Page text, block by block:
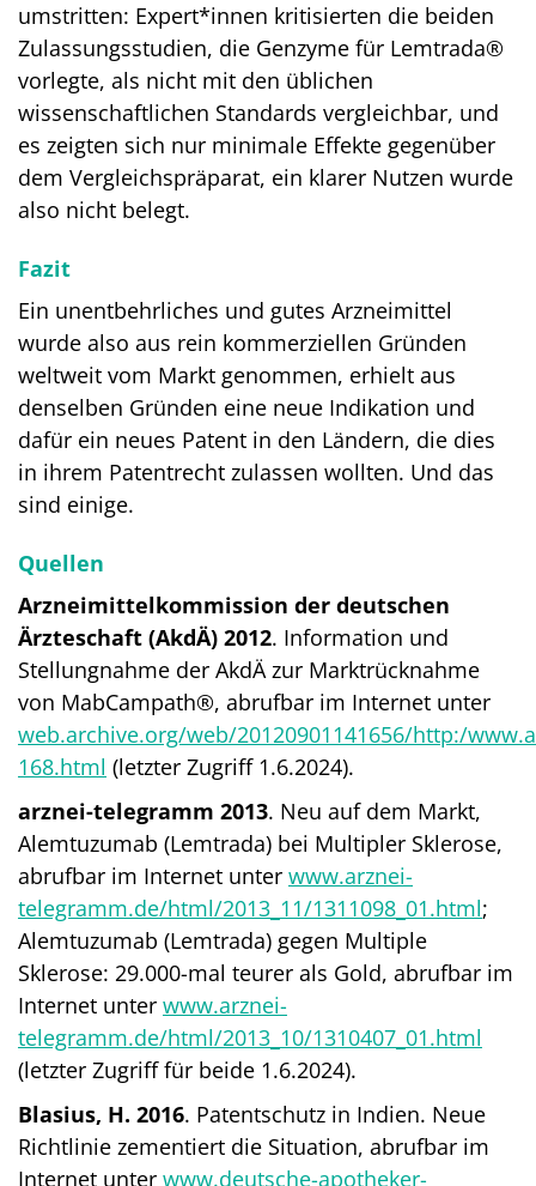
umstritten: Expert*innen kritisierten die beiden
Zulassungsstudien, die Genzyme für Lemtrada®
vorlegte, als nicht mit den üblichen
wissenschaftlichen Standards vergleichbar, und
es zeigten sich nur minimale Effekte gegenüber
dem Vergleichspräparat, ein klarer Nutzen wurde
also nicht belegt.
Fazit
Ein unentbehrliches und gutes Arzneimittel
wurde also aus rein kommerziellen Gründen
weltweit vom Markt genommen, erhielt aus
denselben Gründen eine neue Indikation und
dafür ein neues Patent in den Ländern, die dies
in ihrem Patentrecht zulassen wollten. Und das
sind einige.
Quellen
Arzneimittelkommission der deutschen
Ärzteschaft (AkdÄ) 2012. Information und
Stellungnahme der AkdÄ zur Marktrücknahme
von MabCampath®, abrufbar im Internet unter
web.archive.org/web/20120901141656/http:/
168.html (letzter Zugriff 1.6.2024).
arznei-telegramm 2013. Neu auf dem Markt,
Alemtuzumab (Lemtrada) bei Multipler Sklerose,
abrufbar im Internet unter www.arznei-
telegramm.de/html/2013_11/1311098_01.html;
Alemtuzumab (Lemtrada) gegen Multiple
Sklerose: 29.000-mal teurer als Gold, abrufbar im
Internet unter www.arznei-
telegramm.de/html/2013_10/1310407_01.html
(letzter Zugriff für beide 1.6.2024).
Blasius, H. 2016. Patentschutz in Indien. Neue
Richtlinie zementiert die Situation, abrufbar im
Internet unter www.deutsche-apotheker-